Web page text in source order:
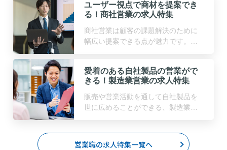
界の営業職求人をピックアップ！
ユーザー視点で商材を提案でき
る！商社営業の求人特集
商社営業は顧客の課題解決のために
幅広い提案できる点が魅力です。そ
質問もまとめてご紹介
愛着のある自社製品の営業がで
きる！製造業営業の求人特集
販売や営業活動を通して自社製品を
世に広めることができる、製造業営
まとめてご紹介
営業職の求人特集一覧へ